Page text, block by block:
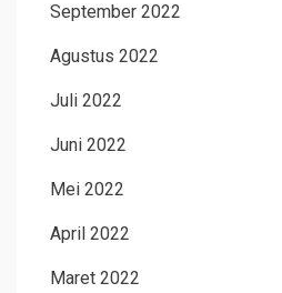
September 2022
Agustus 2022
Juli 2022
Juni 2022
Mei 2022
April 2022
Maret 2022